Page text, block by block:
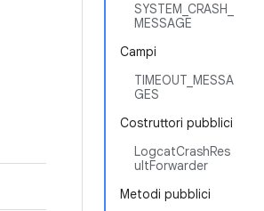
SYSTEM_CRASH_
MESSAGE
Campi
TIMEOUT_MESSA
GES
Costruttori pubblici
LogcatCrashRes
ultForwarder
Metodi pubblici